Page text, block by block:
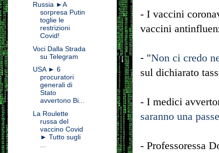
- I vaccini
vaccini
- "Non ci credo
sul dichiarato
- I medici
saranno una
- Professoressa
Russia ►A
sorpresa Putin
toglie le
restrizioni
Covid!
Voci Dalla Strada
su Telegram
USA ► 6
procuratori
generali di
Stato
avvertono Bi...
La Roulette
russa del
vaccino Covid
► Tutto sugli